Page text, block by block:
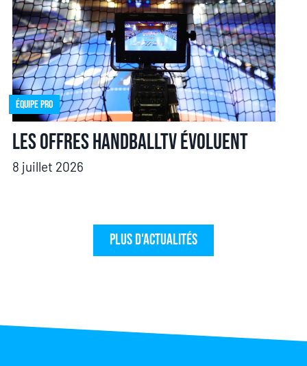
Équipe pro
Les offres HandballTV évoluent
8 juillet 2026
Plus d'actualités